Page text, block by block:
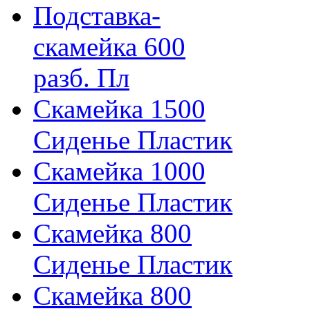
Подставка-
скамейка 600
разб. Пл
Скамейка 1500
Сиденье Пластик
Скамейка 1000
Сиденье Пластик
Скамейка 800
Сиденье Пластик
Скамейка 800